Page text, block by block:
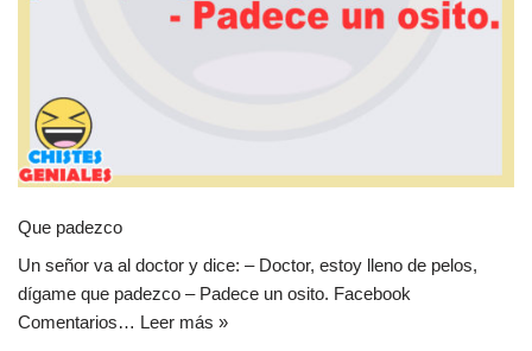
Que padezco
Un señor va al doctor y dice: – Doctor, estoy lleno de pelos,
dígame que padezco – Padece un osito. Facebook
Comentarios… Leer más »